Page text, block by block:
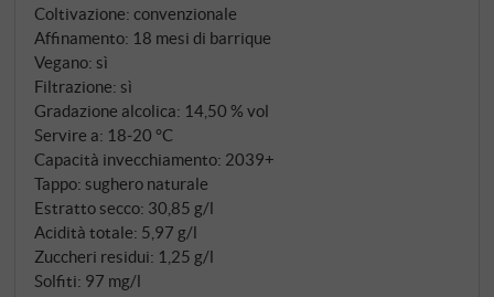
complesso ma armonioso. Il vino viene fermentato
con lieviti naturali e affinato per 18 mesi in grandi
botti e tonneaux, il tutto con deliberata moderazione
affinché la struttura e l'origine rimangano visibili.
Coltivazione: convenzionale
Affinamento: 18 mesi di barrique
Vegano: sì
Filtrazione: sì
Gradazione alcolica: 14,50 % vol
Servire a: 18‑20 °C
Capacità invecchiamento: 2039+
Tappo: sughero naturale
Estratto secco: 30,85 g/l
Acidità totale: 5,97 g/l
Zuccheri residui: 1,25 g/l
Solfiti: 97 mg/l